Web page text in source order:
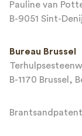
Pauline van
B-9051 Sint-
Bureau Brussel
B-1170 Brussel,